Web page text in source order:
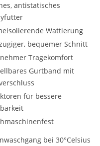
antistatisches
Wattierung
bequemer Schnitt
Tragekomfort
Gurtband mit
für bessere
bei 30°Celsius